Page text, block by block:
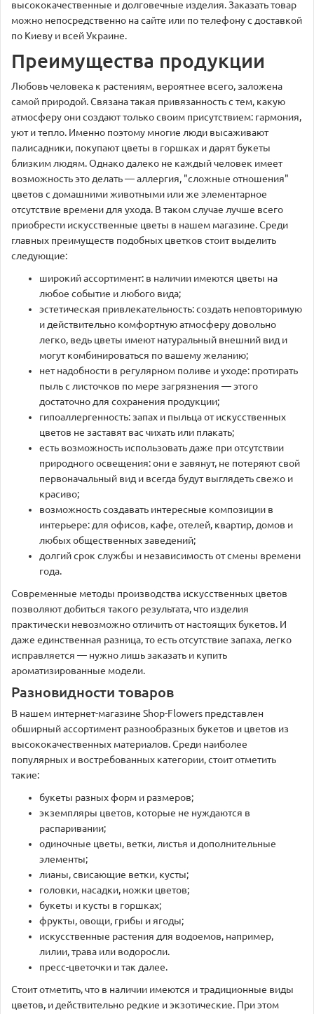
высококачественные и долговечные изделия. Заказать товар
можно непосредственно на сайте или по телефону с доставкой
по Киеву и всей Украине.
Преимущества продукции
Любовь человека к растениям, вероятнее всего, заложена
самой природой. Связана такая привязанность с тем, какую
атмосферу они создают только своим присутствием: гармония,
уют и тепло. Именно поэтому многие люди высаживают
палисадники, покупают цветы в горшках и дарят букеты
близким людям. Однако далеко не каждый человек имеет
возможность это делать — аллергия, "сложные отношения"
цветов с домашними животными или же элементарное
отсутствие времени для ухода. В таком случае лучше всего
приобрести искусственные цветы в нашем магазине. Среди
главных преимуществ подобных цветков стоит выделить
следующие:
широкий ассортимент: в наличии имеются цветы на
любое событие и любого вида;
эстетическая привлекательность: создать неповторимую
и действительно комфортную атмосферу довольно
легко, ведь цветы имеют натуральный внешний вид и
могут комбинироваться по вашему желанию;
нет надобности в регулярном поливе и уходе: протирать
пыль с листочков по мере загрязнения — этого
достаточно для сохранения продукции;
гипоаллергенность: запах и пыльца от искусственных
цветов не заставят вас чихать или плакать;
есть возможность использовать даже при отсутствии
природного освещения: они е завянут, не потеряют свой
первоначальный вид и всегда будут выглядеть свежо и
красиво;
возможность создавать интересные композиции в
интерьере: для офисов, кафе, отелей, квартир, домов и
любых общественных заведений;
долгий срок службы и независимость от смены времени
года.
Современные методы производства искусственных цветов
позволяют добиться такого результата, что изделия
практически невозможно отличить от настоящих букетов. И
даже единственная разница, то есть отсутствие запаха, легко
исправляется — нужно лишь заказать и купить
ароматизированные модели.
Разновидности товаров
В нашем интернет-магазине Shop-Flowers представлен
обширный ассортимент разнообразных букетов и цветов из
высококачественных материалов. Среди наиболее
популярных и востребованных категории, стоит отметить
такие:
букеты разных форм и размеров;
экземпляры цветов, которые не нуждаются в
распаривании;
одиночные цветы, ветки, листья и дополнительные
элементы;
лианы, свисающие ветки, кусты;
головки, насадки, ножки цветов;
букеты и кусты в горшках;
фрукты, овощи, грибы и ягоды;
искусственные растения для водоемов, например,
лилии, трава или водоросли.
пресс-цветочки и так далее.
Стоит отметить, что в наличии имеются и традиционные виды
цветов, и действительно редкие и экзотические. При этом